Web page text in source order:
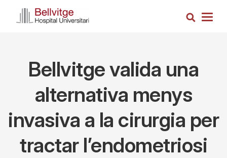
Cerca
Bellvitge valida una
alternativa menys
invasiva a la cirurgia per
tractar l’endometriosi